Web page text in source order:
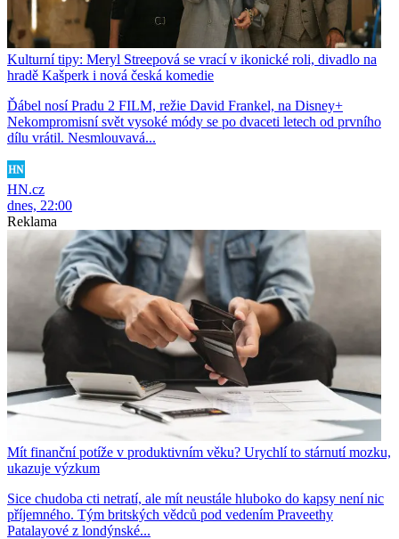
Kulturní tipy: Meryl Streepová se vrací v ikonické roli, divadlo na
hradě Kašperk i nová česká komedie
Ďábel nosí Pradu 2 FILM, režie David Frankel, na Disney+
Nekompromisní svět vysoké módy se po dvaceti letech od prvního
dílu vrátil. Nesmlouvavá...
HN.cz
dnes, 22:00
Reklama
Mít finanční potíže v produktivním věku? Urychlí to stárnutí mozku,
ukazuje výzkum
Sice chudoba cti netratí, ale mít neustále hluboko do kapsy není nic
příjemného. Tým britských vědců pod vedením Praveethy
Patalayové z londýnské...